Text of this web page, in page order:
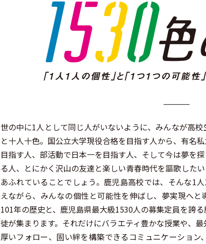
世の中に1人として同じ人がいないように、みんなが高
と十人十色。国公立大学現役合格を目指す人から、有名
目指す人、部活動で日本一を目指す人、そして今は夢を
る人、とにかく沢山の友達と楽しい青春時代を謳歌した
あふれていることでしょう。鹿児島高校では、そんな1
えながら、みんなの個性と可能性を伸ばし、夢実現へ
101年の歴史と、鹿児島県最大級1530人の募集定員を誇
徒が集まります。それだけにバラエティ豊かな授業や、
厚いフォロー、固い絆を構築できるコミュニケーショ